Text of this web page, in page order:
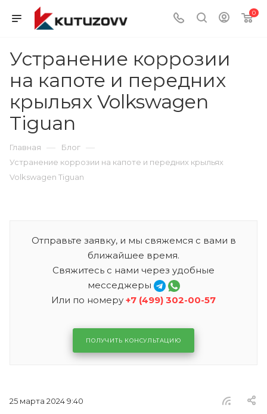
0
Устранение коррозии
на капоте и передних
крыльях Volkswagen
Tiguan
Главная — Блог —
Устранение коррозии на капоте и передних крыльях
Volkswagen Tiguan
Отправьте заявку, и мы свяжемся с вами в
ближайшее время.
Свяжитесь с нами через удобные
месседжеры
Или по номеру +7 (499) 302-00-57
ПОЛУЧИТЬ КОНСУЛЬТАЦИЮ
25 марта 2024 9:40